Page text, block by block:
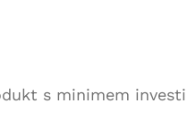
s minimem